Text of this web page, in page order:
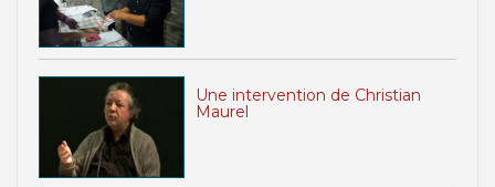
Une intervention de Christian
Maurel